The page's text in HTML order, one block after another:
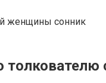
женщины сонник